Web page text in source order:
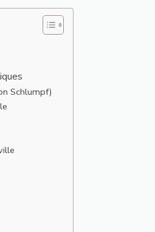
Schlumpf)